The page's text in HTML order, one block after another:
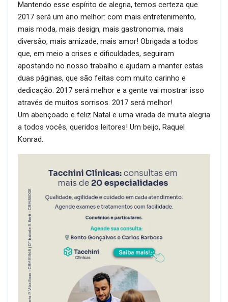
Mantendo esse espírito de alegria, temos certeza que
2017 será um ano melhor: com mais entretenimento,
mais moda, mais design, mais gastronomia, mais
diversão, mais amizade, mais amor! Obrigada a todos
que, em meio a crises e dificuldades, seguiram
apostando no nosso trabalho e ajudam a manter estas
duas páginas, que são feitas com muito carinho e
dedicação. 2017 será melhor e a gente vai mostrar isso
através de muitos sorrisos. 2017 será melhor!
Um abençoado e feliz Natal e uma virada de muita alegria
a todos vocês, queridos leitores! Um beijo, Raquel
Konrad.